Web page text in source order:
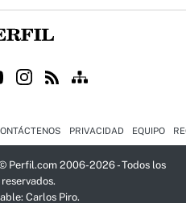
PRIVACIDAD EQUIPO
© Perfil.com 2006-2026 - Todos los
Carlos Piro.